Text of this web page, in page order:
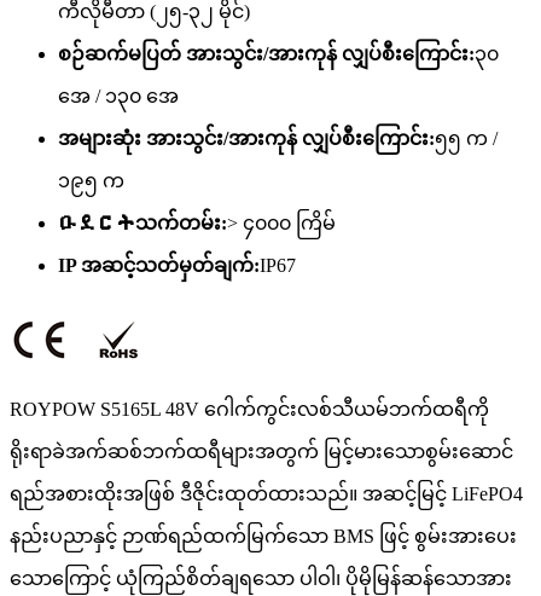
ကီလိုမီတာ (၂၅-၃၂ မိုင်)
စဉ်ဆက်မပြတ် အားသွင်း/အားကုန် လျှပ်စီးကြောင်း:၃၀
အေ / ၁၃၀ အေ
အများဆုံး အားသွင်း/အားကုန် လျှပ်စီးကြောင်း:၅၅ က /
၁၉၅ က
ዑደርትသက်တမ်း:> ၄၀၀၀ ကြိမ်
IP အဆင့်သတ်မှတ်ချက်:IP67
ROYPOW S5165L 48V ဂေါက်ကွင်းလစ်သီယမ်ဘက်ထရီကို
ရိုးရာခဲအက်ဆစ်ဘက်ထရီများအတွက် မြင့်မားသောစွမ်းဆောင်
ရည်အစားထိုးအဖြစ် ဒီဇိုင်းထုတ်ထားသည်။ အဆင့်မြင့် LiFePO4
နည်းပညာနှင့် ဉာဏ်ရည်ထက်မြက်သော BMS ဖြင့် စွမ်းအားပေး
သောကြောင့် ယုံကြည်စိတ်ချရသော ပါဝါ၊ ပိုမိုမြန်ဆန်သောအား